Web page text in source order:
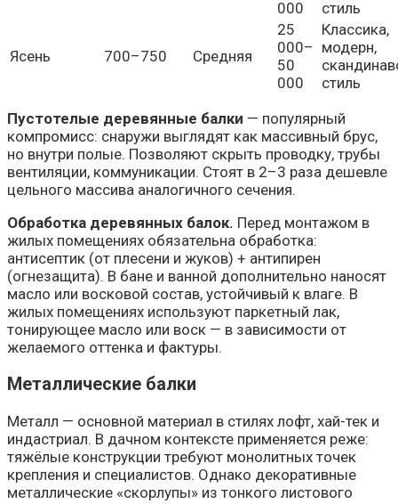
000 стиль
Ясень 700–750 Средняя
25
000–
50
000
Классика,
модерн,
стиль
Пустотелые деревянные балки — популярный
компромисс: снаружи выглядят как массивный брус,
но внутри полые. Позволяют скрыть проводку, трубы
вентиляции, коммуникации. Стоят в 2–3 раза дешевле
цельного массива аналогичного сечения.
Обработка деревянных балок. Перед монтажом в
жилых помещениях обязательна обработка:
антисептик (от плесени и жуков) + антипирен
(огнезащита). В бане и ванной дополнительно наносят
масло или восковой состав, устойчивый к влаге. В
жилых помещениях используют паркетный лак,
тонирующее масло или воск — в зависимости от
желаемого оттенка и фактуры.
Металлические балки
Металл — основной материал в стилях лофт, хай-тек и
индастриал. В дачном контексте применяется реже:
тяжёлые конструкции требуют монолитных точек
крепления и специалистов. Однако декоративные
металлические «скорлупы» из тонкого листового